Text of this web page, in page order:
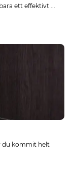
ett effektivt ...
du kommit helt